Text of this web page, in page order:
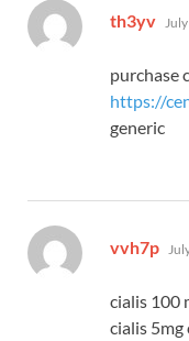
th3yv
purchase
https://
generic
vvh7p
cialis 100
cialis 5mg